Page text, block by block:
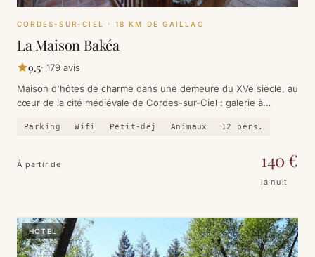
CORDES-SUR-CIEL · 18 KM DE GAILLAC
La Maison Bakéa
9.5· 179 avis
Maison d'hôtes de charme dans une demeure du XVe siècle, au
cœur de la cité médiévale de Cordes-sur-Ciel : galerie à
vallée.
Parking Wifi Petit-dej Animaux 12 pers.
À partir de 140 €
la nuit
HÔTEL